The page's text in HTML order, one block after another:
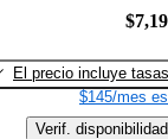
El precio incluye tasas
$145/mes
Verif. disponibilidad